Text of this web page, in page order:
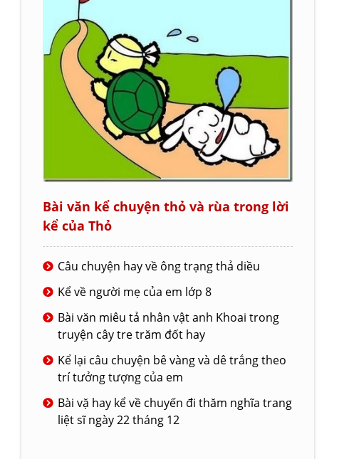
Bài văn kể chuyện thỏ và rùa trong lời
kể của Thỏ
Câu chuyện hay về ông trạng thả diều
Kể về người mẹ của em lớp 8
Bài văn miêu tả nhân vật anh Khoai trong
truyện cây tre trăm đốt hay
Kể lại câu chuyện bê vàng và dê trắng theo
trí tưởng tượng của em
Bài vặ hay kể về chuyến đi thăm nghĩa trang
liệt sĩ ngày 22 tháng 12